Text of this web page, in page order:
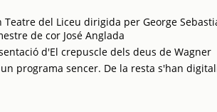
del Liceu dirigida per George
de cor José Anglada
d'El crepuscle dels deus de Wagner
programa sencer. De la resta s'han